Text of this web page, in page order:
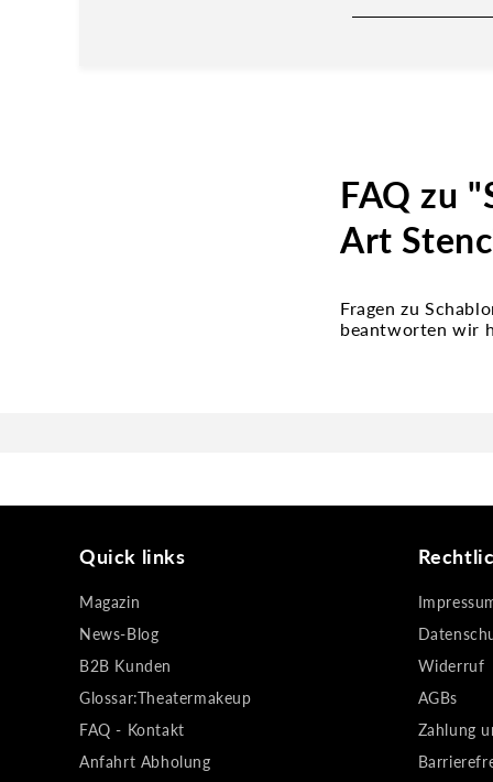
FAQ zu
Art
Fragen zu
beantworten wir
Quick links
Magazin
News-Blog
B2B Kunden
Glossar:Theatermakeup
FAQ - Kontakt
Anfahrt Abholung
Widerruf
AGBs
Zahlung